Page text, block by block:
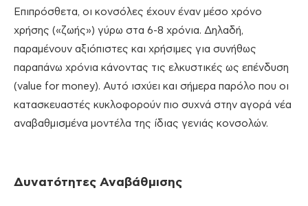
Επιπρόσθετα, οι κονσόλες έχουν έναν μέσο χρόνο
χρήσης («ζωής») γύρω στα 6-8 χρόνια. Δηλαδή,
παραμένουν αξιόπιστες και χρήσιμες για συνήθως
παραπάνω χρόνια κάνοντας τις ελκυστικές ως επένδυση
(value for money). Αυτό ισχύει και σήμερα παρόλο που οι
κατασκευαστές κυκλοφορούν πιο συχνά στην αγορά νέα
αναβαθμισμένα μοντέλα της ίδιας γενιάς κονσολών.
Δυνατότητες Αναβάθμισης